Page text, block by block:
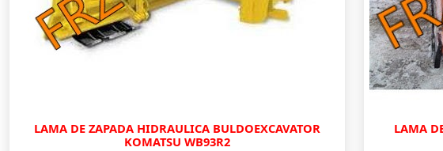
LAMA DE ZAPADA HIDRAULICA BULDOEXCAVATOR
KOMATSU WB93R2
LAMA